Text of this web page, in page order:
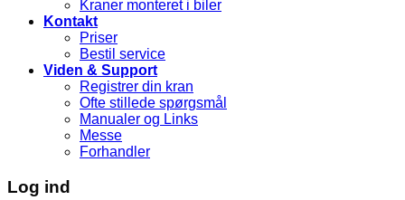
Kraner monteret i biler
Kontakt
Priser
Bestil service
Viden & Support
Registrer din kran
Ofte stillede spørgsmål
Manualer og Links
Messe
Forhandler
Log ind